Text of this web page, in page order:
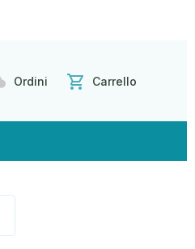
Ordini Carrello